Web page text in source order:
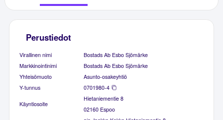
Perustiedot
Virallinen nimi
Bostads Ab Esbo Sjömärke
Markkinointinimi
Bostads Ab Esbo Sjömärke
Yhteisömuoto
Asunto-osakeyhtiö
Y-tunnus
0701980-4
Käyntiosoite
Hietaniementie 8
02160 Espoo